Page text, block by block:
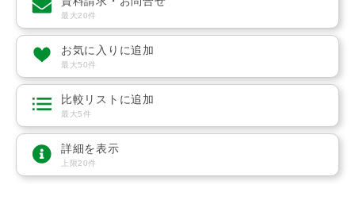
最大20件
お気に入りに追加
最大50件
比較リストに追加
最大5件
詳細を表示
上限20件